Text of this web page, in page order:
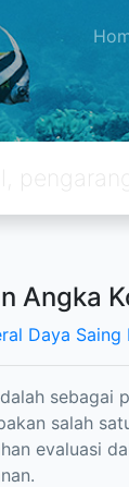
Angka
Daya
sebagai
salah
evaluasi